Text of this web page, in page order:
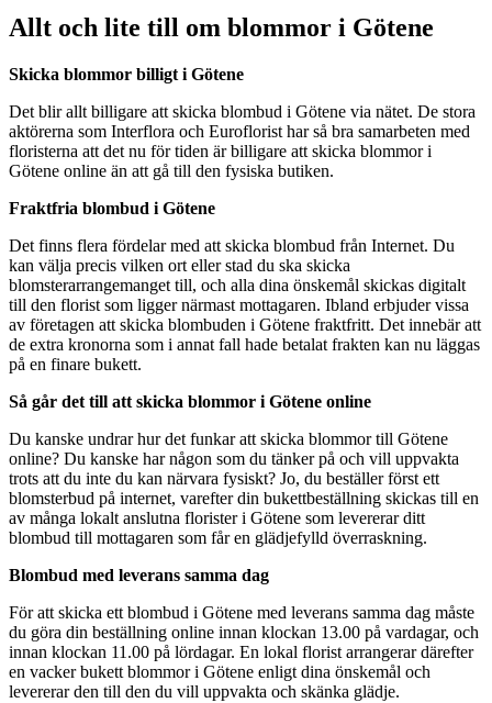
Allt och lite till om blommor i Götene
Skicka blommor billigt i Götene
Det blir allt billigare att skicka blombud i Götene via nätet. De stora
aktörerna som Interflora och Euroflorist har så bra samarbeten med
floristerna att det nu för tiden är billigare att skicka blommor i
Götene online än att gå till den fysiska butiken.
Fraktfria blombud i Götene
Det finns flera fördelar med att skicka blombud från Internet. Du
kan välja precis vilken ort eller stad du ska skicka
blomsterarrangemanget till, och alla dina önskemål skickas digitalt
till den florist som ligger närmast mottagaren. Ibland erbjuder vissa
av företagen att skicka blombuden i Götene fraktfritt. Det innebär att
de extra kronorna som i annat fall hade betalat frakten kan nu läggas
på en finare bukett.
Så går det till att skicka blommor i Götene online
Du kanske undrar hur det funkar att skicka blommor till Götene
online? Du kanske har någon som du tänker på och vill uppvakta
trots att du inte du kan närvara fysiskt? Jo, du beställer först ett
blomsterbud på internet, varefter din bukettbeställning skickas till en
av många lokalt anslutna florister i Götene som levererar ditt
blombud till mottagaren som får en glädjefylld överraskning.
Blombud med leverans samma dag
För att skicka ett blombud i Götene med leverans samma dag måste
du göra din beställning online innan klockan 13.00 på vardagar, och
innan klockan 11.00 på lördagar. En lokal florist arrangerar därefter
en vacker bukett blommor i Götene enligt dina önskemål och
levererar den till den du vill uppvakta och skänka glädje.